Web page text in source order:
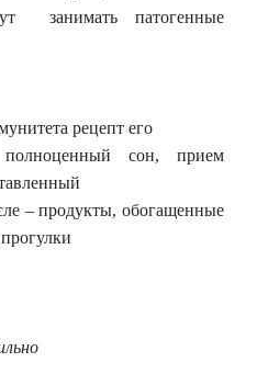
занимать патогенные
рецепт его
сон, прием
– продукты, обогащенные